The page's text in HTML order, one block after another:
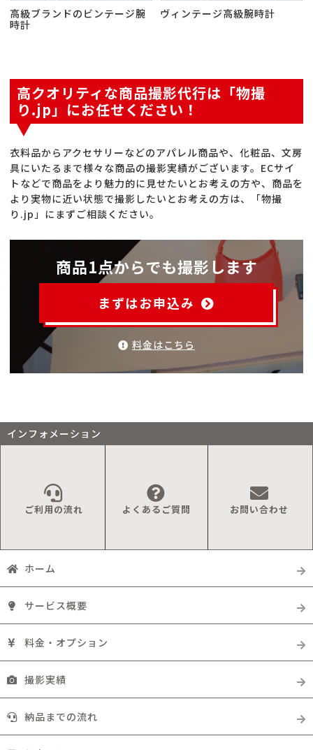
高級ブランドのビンテージ腕
時計
ヴィンテージ高級腕時計
高クオリティな商品撮影代行は「物撮
り.jp」にお任せください！
衣料品からアクセサリーなどのアパレル商品や、化粧品、文房
具にいたるまで様々な商品の撮影実績がございます。ECサイ
トなどで商品をより魅力的に見せたいとお考えの方や、商品を
より実物に近い状態で撮影したいとお考えの方は、「物撮
り.jp」にまずご相談ください。
商品1点からでも撮影します
まずはお申込み
料金はこちら
インフォメーション
ご利用の流れ よくあるご質問 お問い合わせ
ホーム
サービス概要
料金・オプション
撮影実績
納品までの流れ